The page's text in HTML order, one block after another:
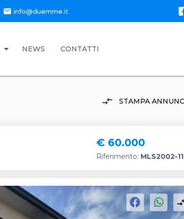
mail info@duemme.it
NEWS CONTATTI
compare_arrows STAMPA
€ 60.000
Riferimento: MLS2002-